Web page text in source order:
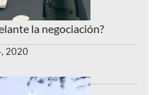
la negociación?
2020